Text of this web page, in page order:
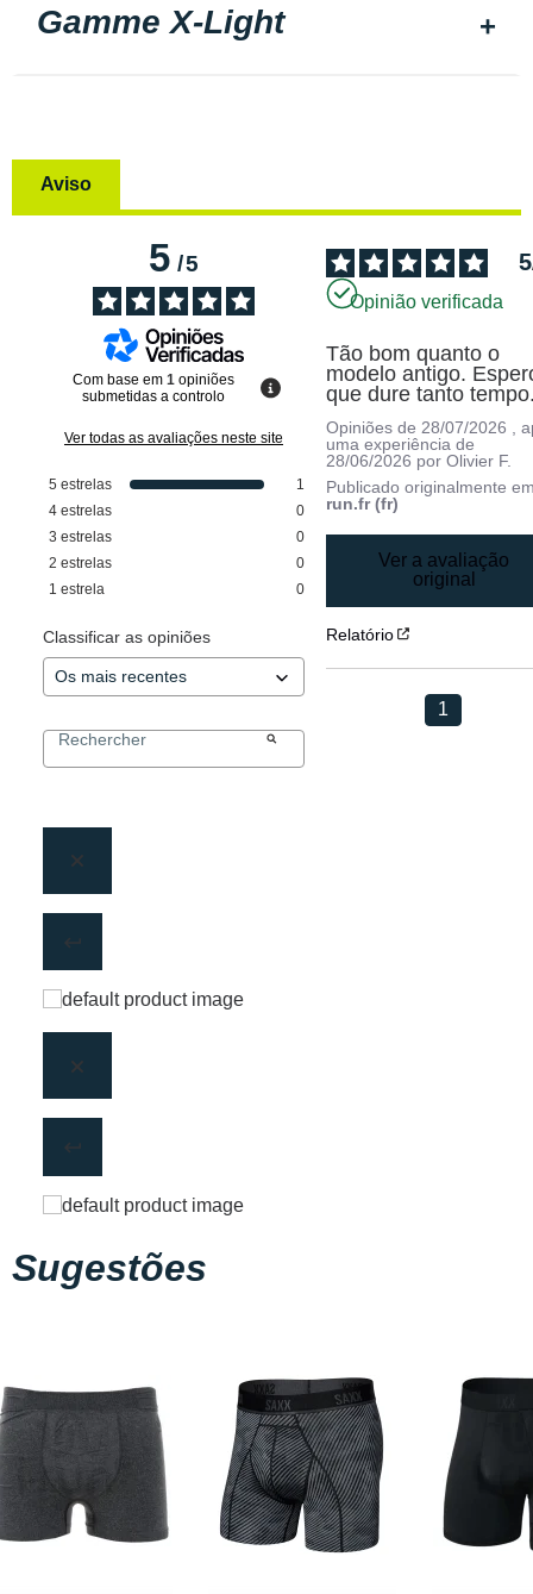
Gamme X-Light
Aviso
5/5
Com base em 1 opiniões
submetidas a controlo
Ver todas as avaliações neste site
5 estrelas
1
4 estrelas
0
3 estrelas
0
2 estrelas
0
1 estrela 0
Classificar as opiniões
5
Opinião verificada
Tão bom quanto o
modelo antigo.
que dure tanto
Opiniões de 28/07/2026
,
uma experiência de
28/06/2026 porOlivier F.
Publicado originalmente
run.fr (fr)
Ver a avaliação
original
Relatório
1
Sugestões